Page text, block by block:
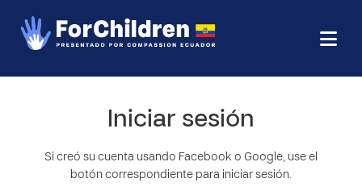
Iniciar sesión
Si creó su cuenta usando Facebook o Google, use el
botón correspondiente para iniciar sesión.